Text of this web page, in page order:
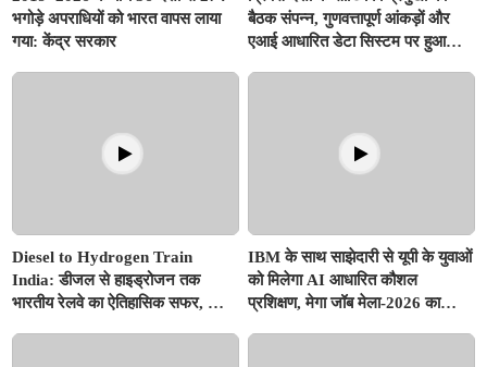
भगोड़े अपराधियों को भारत वापस लाया
गया: केंद्र सरकार
बैठक संपन्न, गुणवत्तापूर्ण आंकड़ों और
एआई आधारित डेटा सिस्टम पर हुआ
Diesel to Hydrogen Train
India: डीजल से हाइड्रोजन तक
भारतीय रेलवे का ऐतिहासिक सफर, जानें
IBM के साथ साझेदारी से यूपी के युवाओं
को मिलेगा AI आधारित कौशल
प्रशिक्षण, मेगा जॉब मेला-2026 का